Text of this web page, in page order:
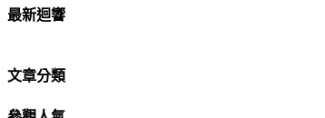
最新迴響
文章分類